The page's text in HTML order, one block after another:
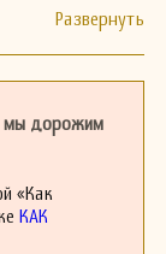
В 1584
в Верону
XVI века он
Согласно его
присвоил ему
мы дорожим
«Как
КАК